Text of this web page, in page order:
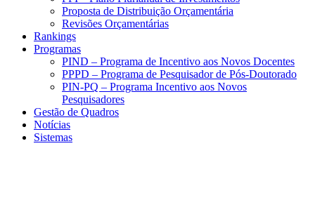
Proposta de Distribuição Orçamentária
Revisões Orçamentárias
Rankings
Programas
PIND – Programa de Incentivo aos Novos Docentes
PPPD – Programa de Pesquisador de Pós-Doutorado
PIN-PQ – Programa Incentivo aos Novos
Pesquisadores
Gestão de Quadros
Notícias
Sistemas